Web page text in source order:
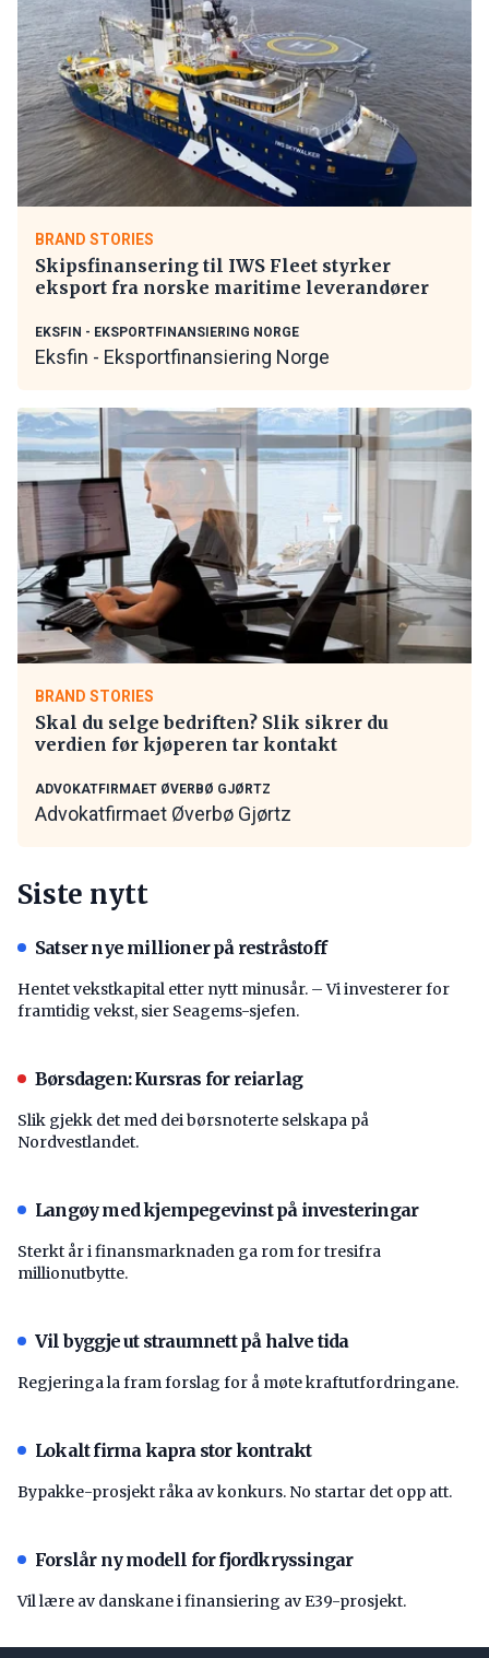
BRAND STORIES
Skipsfinansering til IWS Fleet styrker
eksport fra norske maritime leverandører
EKSFIN - EKSPORTFINANSIERING NORGE
Eksfin - Eksportfinansiering Norge
BRAND STORIES
Skal du selge bedriften? Slik sikrer du
verdien før kjøperen tar kontakt
ADVOKATFIRMAET ØVERBØ GJØRTZ
Advokatfirmaet Øverbø Gjørtz
Siste nytt
Satser nye millioner på restråstoff
Hentet vekstkapital etter nytt minusår. – Vi investerer for
framtidig vekst, sier Seagems-sjefen.
Børsdagen: Kursras for reiarlag
Slik gjekk det med dei børsnoterte selskapa på
Nordvestlandet.
Langøy med kjempegevinst på investeringar
Sterkt år i finansmarknaden ga rom for tresifra
millionutbytte.
Vil byggje ut straumnett på halve tida
Regjeringa la fram forslag for å møte kraftutfordringane.
Lokalt firma kapra stor kontrakt
Bypakke-prosjekt råka av konkurs. No startar det opp att.
Forslår ny modell for fjordkryssingar
Vil lære av danskane i finansiering av E39-prosjekt.